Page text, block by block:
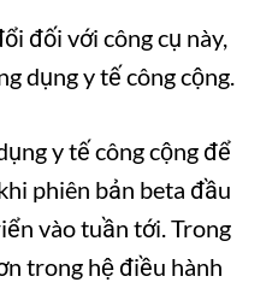
đối với công cụ này,
dụng y tế công cộng.
y tế công cộng để
phiên bản beta đầu
vào tuần tới. Trong
trong hệ điều hành